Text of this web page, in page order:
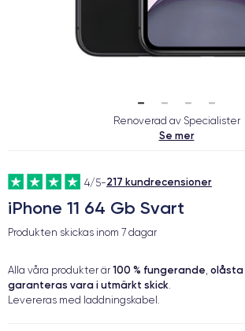
Renoverad av Specialister
Se mer
4/5-217 kundrecensioner
iPhone 11 64 Gb Svart
Produkten skickas inom 7 dagar
Alla våra produkter är 100 % fungerande, olåsta
garanteras vara i utmärkt skick.
Levereras med laddningskabel.